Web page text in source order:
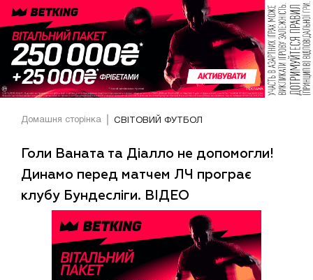
Домашня сторінка СВІТОВИЙ ФУТБОЛ
Голи Ваната та Діалло не допомогли!
Динамо перед матчем ЛЧ програє
клубу Бундесліги. ВІДЕО